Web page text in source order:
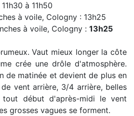
à 11h50
à voile, Cologny : 13h25
à voile, Cologny : 13h25
Vaut mieux longer la côte
crée une drôle d'atmosphère.
de matinée et devient de plus en
vent arrière, 3/4 arrière, belles
tout début d'après-midi le vent
grosses vagues se forment.